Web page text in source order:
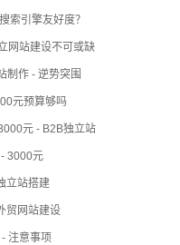
索引擎友好度？
网站建设不可或缺
制作 - 逆势突围
元预算够吗
元 - B2B独立站
3000元
立站搭建
贸网站建设
注意事项